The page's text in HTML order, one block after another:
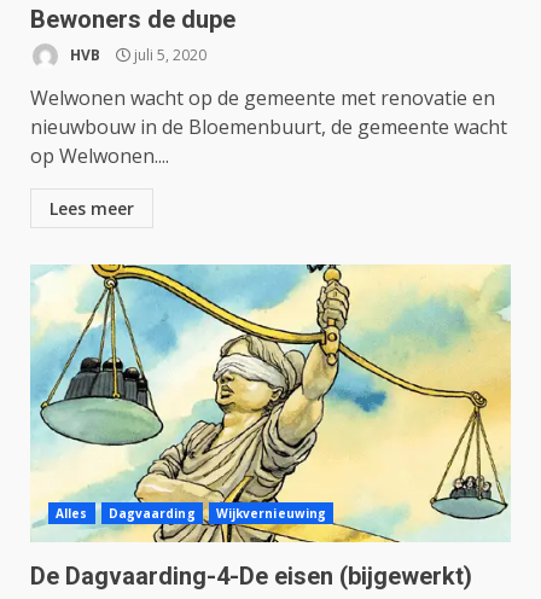
Bewoners de dupe
HVB juli 5, 2020
Welwonen wacht op de gemeente met renovatie en
nieuwbouw in de Bloemenbuurt, de gemeente wacht
op Welwonen....
Lees meer
Alles Dagvaarding Wijkvernieuwing
De Dagvaarding-4-De eisen (bijgewerkt)